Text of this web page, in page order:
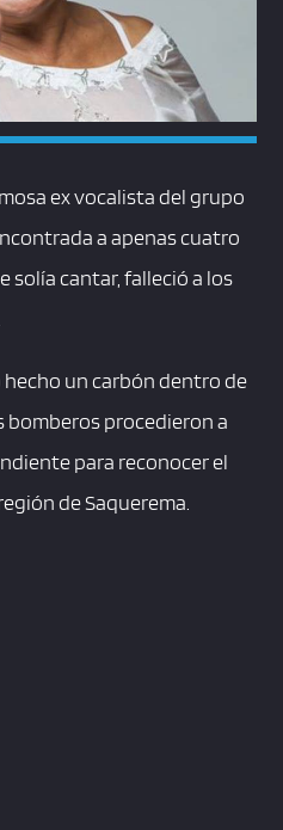
ex vocalista del grupo
a apenas cuatro
solía cantar, falleció a los
un carbón dentro de
bomberos procedieron a
para reconocer el
de Saquerema.